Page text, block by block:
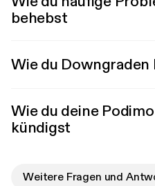
behebst
Wie du Downgraden
Wie du deine
kündigst
Weitere Fragen und